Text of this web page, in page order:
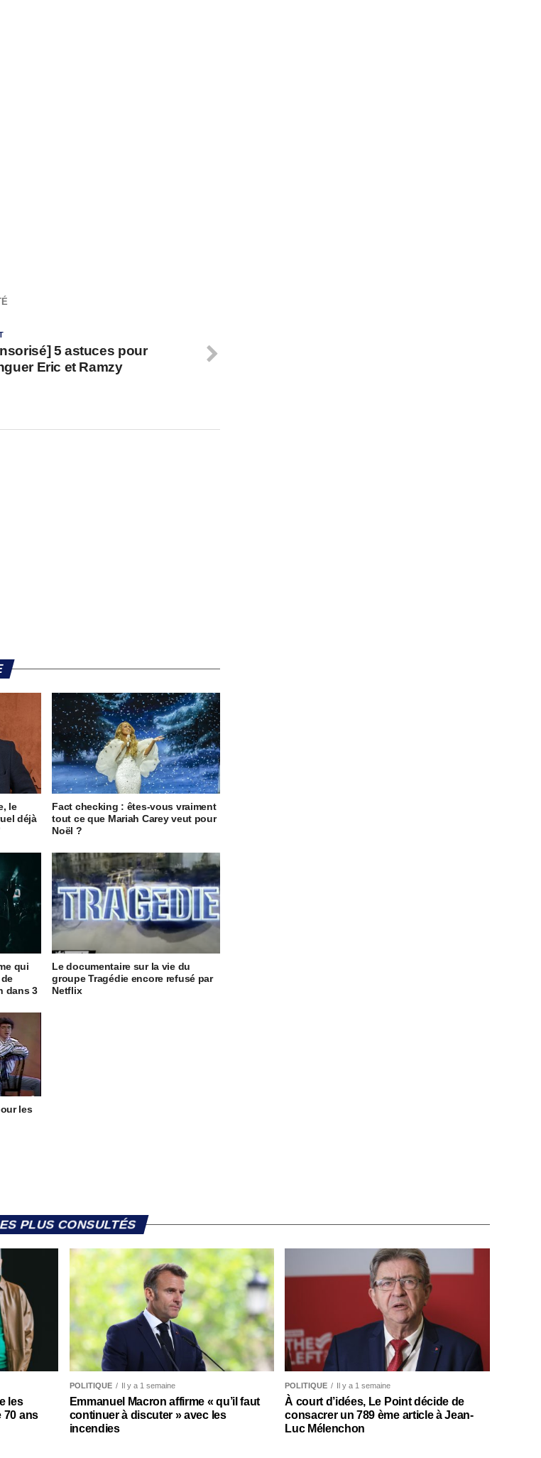
5 astuces pour
Eric et Ramzy
le
déjà
Fact checking : êtes-vous vraiment
tout ce que Mariah Carey veut pour
Noël ?
qui
dans 3
Le documentaire sur la vie du
groupe Tragédie encore refusé par
Netflix
les
PLUS CONSULTÉS
les
70 ans
POLITIQUE Il y a 1 semaine
Emmanuel Macron affirme « qu’il faut
continuer à discuter » avec les
incendies
POLITIQUE Il y a 1 semaine
À court d’idées, Le Point décide de
consacrer un 789 ème article à Jean-
Luc Mélenchon